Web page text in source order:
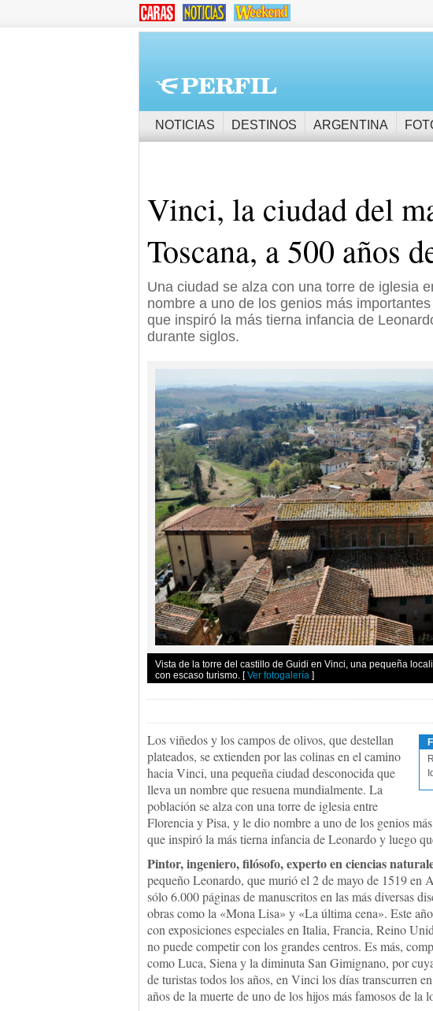
NOTICIAS DESTINOS ARGENTINA
Vinci, la ciudad del
Toscana, a 500 años
Una ciudad se alza con una torre de iglesia
nombre a uno de los genios más
que inspiró la más tierna infancia de
durante siglos.
Vista de la torre del castillo de Guidi en Vinci, una pequeña
con escaso turismo. [Ver fotogalería ]
Los viñedos y los campos de olivos, que destellan
plateados, se extienden por las colinas en el camino
hacia Vinci, una pequeña ciudad desconocida que
lleva un nombre que resuena mundialmente. La
población se alza con una torre de iglesia entre
Florencia y Pisa, y le dio nombre a uno de los genios
que inspiró la más tierna infancia de Leonardo y luego
Pintor, ingeniero, filósofo, experto en ciencias
pequeño Leonardo, que murió el 2 de mayo de 1519 en
sólo 6.000 páginas de manuscritos en las más diversas
obras como la «Mona Lisa» y «La última cena». Este
con exposiciones especiales en Italia, Francia, Reino
no puede competir con los grandes centros. Es más,
como Luca, Siena y la diminuta San Gimignano, por
de turistas todos los años, en Vinci los días transcurren
años de la muerte de uno de los hijos más famosos de la